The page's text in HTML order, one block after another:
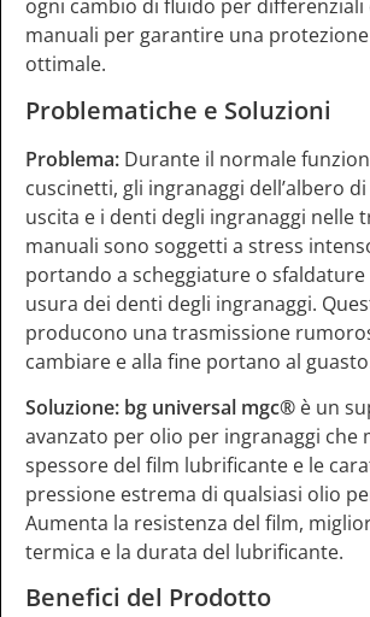
ogni cambio di fluido per differenziali
manuali per garantire una
ottimale.
Problematiche e Soluzioni
Problema: Durante il normale
cuscinetti, gli ingranaggi dell’albero
uscita e i denti degli ingranaggi nelle
manuali sono soggetti a stress
portando a scheggiature o
usura dei denti degli ingranaggi.
producono una trasmissione
cambiare e alla fine portano al
Soluzione: bg universal mgc® è un
avanzato per olio per ingranaggi che
spessore del film lubrificante e le
pressione estrema di qualsiasi olio
Aumenta la resistenza del film,
termica e la durata del lubrificante.
Benefici del Prodotto